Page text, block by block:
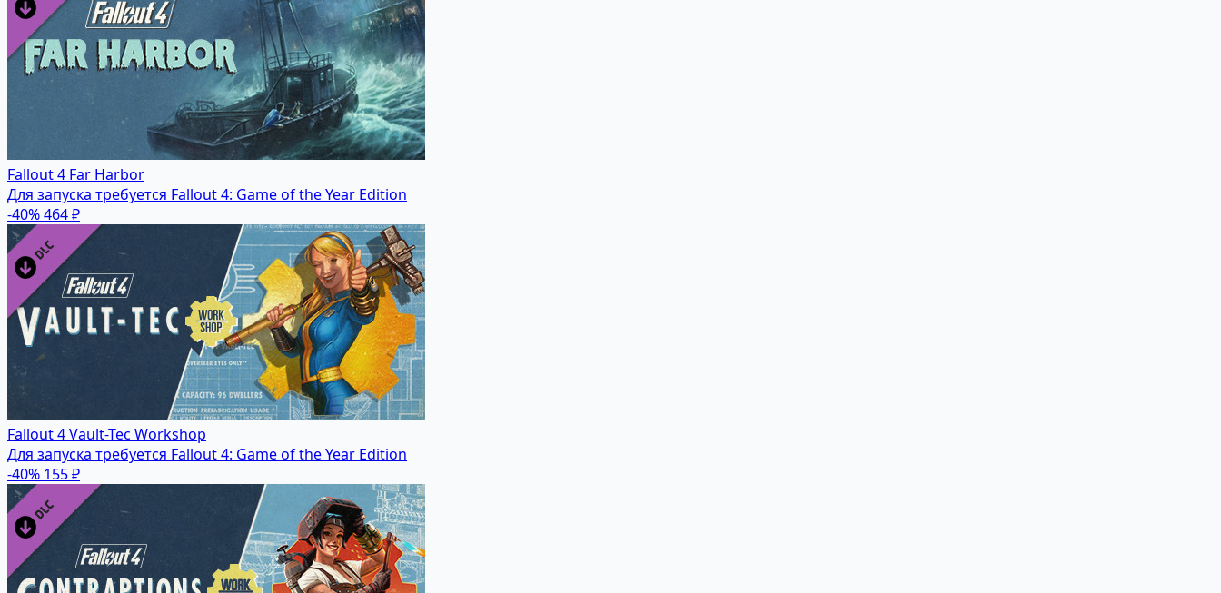
Fallout 4 Far Harbor
Для запуска требуется Fallout 4: Game of the Year Edition
-40%464 ₽
Fallout 4 Vault-Tec Workshop
Для запуска требуется Fallout 4: Game of the Year Edition
-40% 155 ₽